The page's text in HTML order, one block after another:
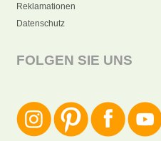
Reklamationen
Datenschutz
FOLGEN SIE UNS